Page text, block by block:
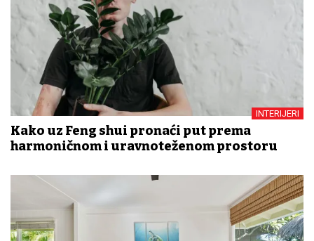
INTERIJERI
Kako uz Feng shui pronaći put prema
harmoničnom i uravnoteženom prostoru